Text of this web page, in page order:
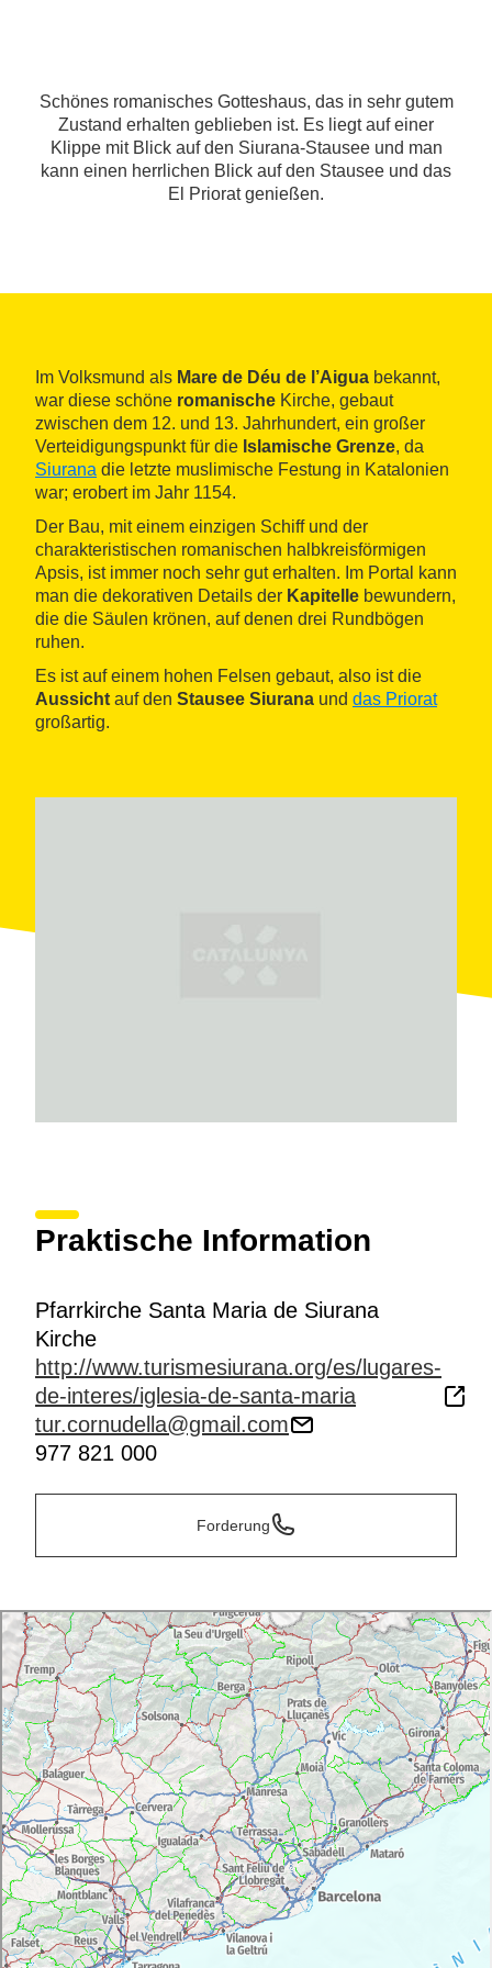
Schönes romanisches Gotteshaus, das in sehr gutem
Zustand erhalten geblieben ist. Es liegt auf einer
Klippe mit Blick auf den Siurana-Stausee und man
kann einen herrlichen Blick auf den Stausee und das
El Priorat genießen.
Im Volksmund als Mare de Déu de l’Aigua bekannt,
war diese schöne romanische Kirche, gebaut
zwischen dem 12. und 13. Jahrhundert, ein großer
Verteidigungspunkt für die Islamische Grenze, da
Siurana die letzte muslimische Festung in Katalonien
war; erobert im Jahr 1154.
Der Bau, mit einem einzigen Schiff und der
charakteristischen romanischen halbkreisförmigen
Apsis, ist immer noch sehr gut erhalten. Im Portal kann
man die dekorativen Details der Kapitelle bewundern,
die die Säulen krönen, auf denen drei Rundbögen
ruhen.
Es ist auf einem hohen Felsen gebaut, also ist die
Aussicht auf den Stausee Siurana und das Priorat
großartig.
Praktische Information
Pfarrkirche Santa Maria de Siurana
Kirche
http://www.turismesiurana.org/es/lugares-
de-interes/iglesia-de-santa-maria
tur.cornudella@gmail.com
977 821 000
Forderung